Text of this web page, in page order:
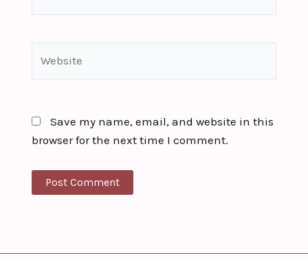
Save my name, email, and website in this
browser for the next time I comment.